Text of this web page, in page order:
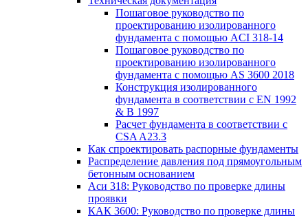
Пошаговое руководство по
проектированию изолированного
фундамента с помощью ACI 318-14
Пошаговое руководство по
проектированию изолированного
фундамента с помощью AS 3600 2018
Конструкция изолированного
фундамента в соответствии с EN 1992
& В 1997
Расчет фундамента в соответствии с
CSA A23.3
Как спроектировать распорные фундаменты
Распределение давления под прямоугольным
бетонным основанием
Аси 318: Руководство по проверке длины
проявки
КАК 3600: Руководство по проверке длины